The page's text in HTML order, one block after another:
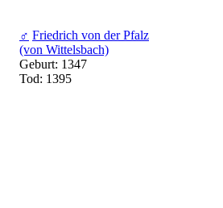
♂ Friedrich von der Pfalz
(von Wittelsbach)
Geburt: 1347
Tod: 1395